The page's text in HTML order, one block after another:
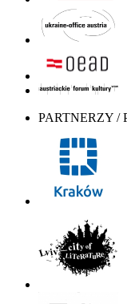
PARTNERZY